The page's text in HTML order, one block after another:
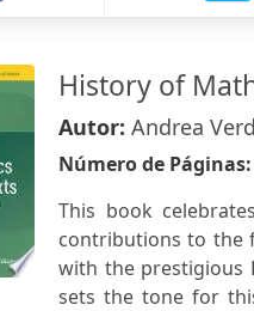
History of
Autor: Andrea
Número de
This book
contributions to the
with the prestigious
sets the tone for